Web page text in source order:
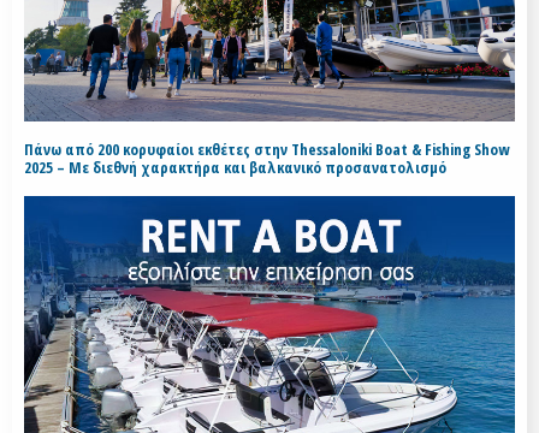
Πάνω από 200 κορυφαίοι εκθέτες στην Thessaloniki Boat & Fishing Show
2025 – Με διεθνή χαρακτήρα και βαλκανικό προσανατολισμό